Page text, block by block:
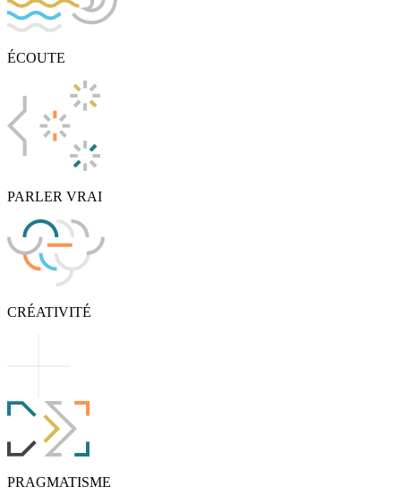
ÉCOUTE
PARLER VRAI
CRÉATIVITÉ
PRAGMATISME